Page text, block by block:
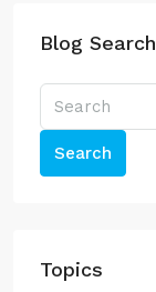
Blog Search
Search
Topics